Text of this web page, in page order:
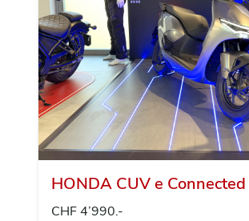
HONDA CUV e Connected
CHF 4’990.-